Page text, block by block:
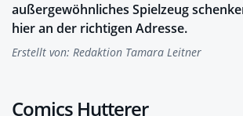
außergewöhnliches Spielzeug
hier an der richtigen Adresse.
Erstellt von: Redaktion Tamara Leitner
Comics Hutterer